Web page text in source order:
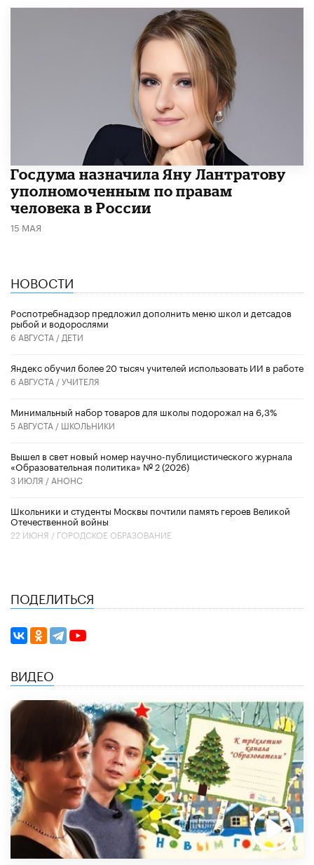
Госдума назначила Яну Лантратову
уполномоченным по правам
человека в России
15 МАЯ
НОВОСТИ
Роспотребнадзор предложил дополнить меню школ и детсадов
рыбой и водорослями
6 АВГУСТА / ДЕТИ
​Яндекс обучил более 20 тысяч учителей использовать ИИ в работе
6 АВГУСТА /УЧИТЕЛЯ
Минимальный набор товаров для школы подорожал на 6,3%
5 АВГУСТА / ШКОЛЬНИКИ
Вышел в свет новый номер научно-публицистического журнала
«Образовательная политика» № 2 (2026)
3 ИЮЛЯ / АНОНС
Школьники и студенты Москвы почтили память героев Великой
Отечественной войны
22 ИЮНЯ / ГОРОДСКОЕ ОБРАЗОВАНИЕ
ПОДЕЛИТЬСЯ
ВИДЕО